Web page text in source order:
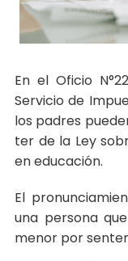
En el Oficio
Servicio de
los padres
ter de la Ley
en educación.
El
una persona
menor por